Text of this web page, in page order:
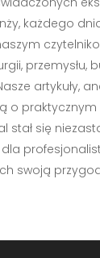
każdego
przemysłu,
artykuły,
o
stał się
swoją